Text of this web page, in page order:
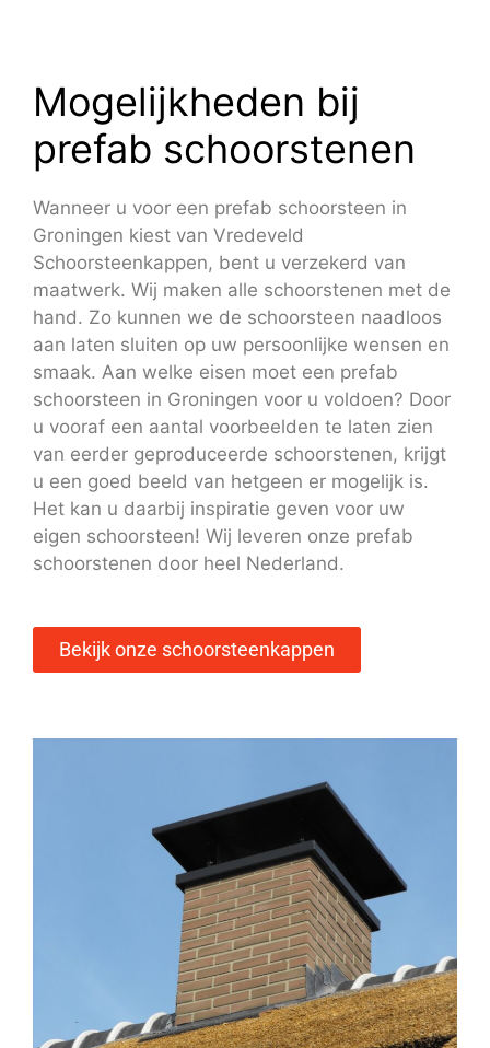
Mogelijkheden bij
prefab schoorstenen
Wanneer u voor een prefab schoorsteen in
Groningen kiest van Vredeveld
Schoorsteenkappen, bent u verzekerd van
maatwerk. Wij maken alle schoorstenen met de
hand. Zo kunnen we de schoorsteen naadloos
aan laten sluiten op uw persoonlijke wensen en
smaak. Aan welke eisen moet een prefab
schoorsteen in Groningen voor u voldoen? Door
u vooraf een aantal voorbeelden te laten zien
van eerder geproduceerde schoorstenen, krijgt
u een goed beeld van hetgeen er mogelijk is.
Het kan u daarbij inspiratie geven voor uw
eigen schoorsteen! Wij leveren onze prefab
schoorstenen door heel Nederland.
Bekijk onze schoorsteenkappen